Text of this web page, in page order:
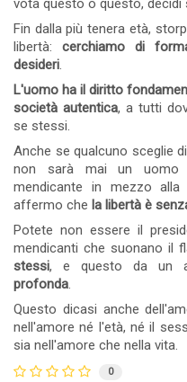
Fin dalla più tenera età,
libertà: cerchiamo di
desideri
L'uomo ha il diritto
società autentica, a tutti
se stessi.
Anche se qualcuno sceglie
non sarà mai un uomo
mendicante in mezzo
affermo che la libertà è
Potete non essere il
mendicanti che suonano il
stessi, e questo da un
profonda
Questo dicasi anche
nell'amore né l'età, né il
sia nell'amore che nella vita.
0